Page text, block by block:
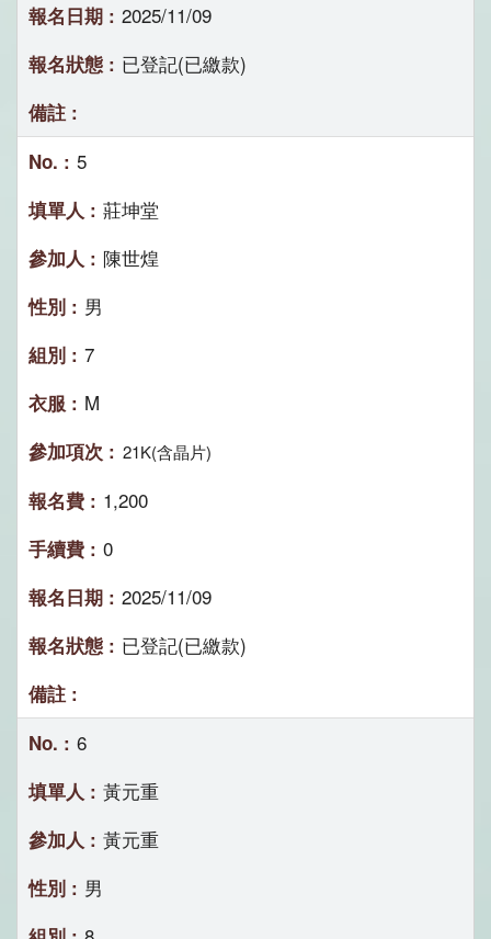
2025/11/09
已登記(已繳款)
5
莊坤堂
陳世煌
男
7
M
21K(含晶片)
1,200
0
2025/11/09
已登記(已繳款)
6
黃元重
黃元重
男